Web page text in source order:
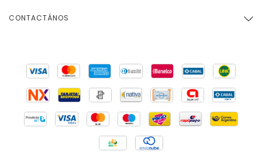
CONTACTÁNOS